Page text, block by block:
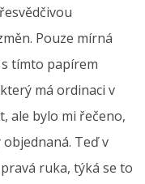
Pouze mírná
tímto papírem
má ordinaci v
ale bylo mi řečeno,
objednaná. Teď v
ruka, týká se to